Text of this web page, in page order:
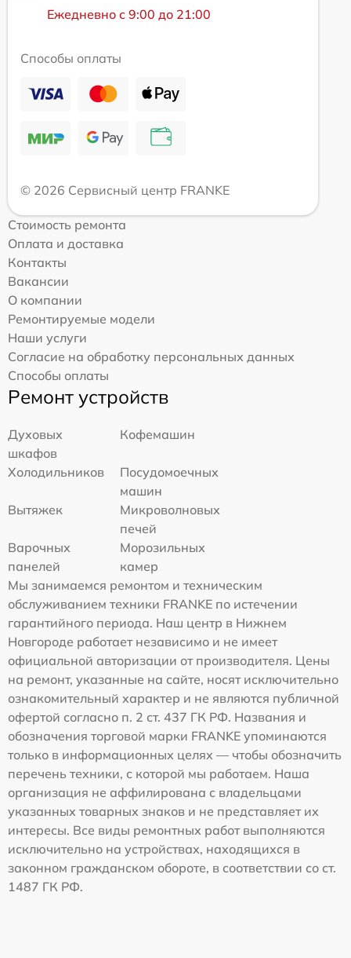
Ежедневно с 9:00 до 21:00
Способы оплаты
© 2026 Сервисный центр FRANKE
Стоимость ремонта
Оплата и доставка
Контакты
Вакансии
О компании
Ремонтируемые модели
Наши услуги
Согласие на обработку персональных данных
Способы оплаты
Ремонт устройств
Духовых
шкафов
Кофемашин
Холодильников
Посудомоечных
машин
Вытяжек
Микроволновых
печей
Варочных
панелей
Морозильных
камер
Мы занимаемся ремонтом и техническим
обслуживанием техники FRANKE по истечении
гарантийного периода. Наш центр в Нижнем
Новгороде работает независимо и не имеет
официальной авторизации от производителя. Цены
на ремонт, указанные на сайте, носят исключительно
ознакомительный характер и не являются публичной
офертой согласно п. 2 ст. 437 ГК РФ. Названия и
обозначения торговой марки FRANKE упоминаются
только в информационных целях — чтобы обозначить
перечень техники, с которой мы работаем. Наша
организация не аффилирована с владельцами
указанных товарных знаков и не представляет их
интересы. Все виды ремонтных работ выполняются
исключительно на устройствах, находящихся в
законном гражданском обороте, в соответствии со ст.
1487 ГК РФ.